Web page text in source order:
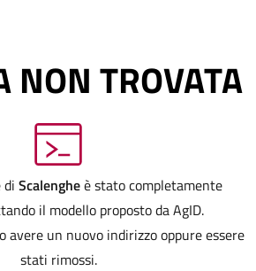
NON TROVATA
di Scalengheè stato completamente
il modello proposto da AgID.
avere un nuovo indirizzo oppure essere
stati rimossi.